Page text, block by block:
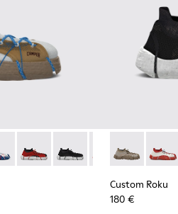
R007 - Disassembled Sneaker
005 - Gray Sneaker for Men
- K100953-999-R002 -
Roku - K100953-014 -
Custom Roku - K100953-999-
Custom Roku -
Custom Roku -
Custom
Custom
Custom Roku
180 €